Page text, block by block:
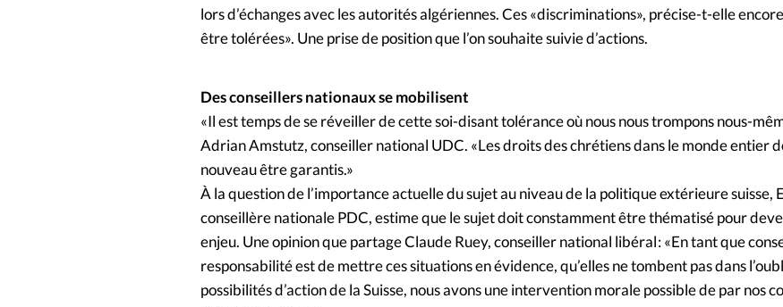
lors d’échanges avec les autorités algériennes. Ces «discriminations», précise-t-elle
être tolérées». Une prise de position que l’on souhaite suivie d’actions.
Des conseillers nationaux se mobilisent
«Il est temps de se réveiller de cette soi-disant tolérance où nous nous trompons nous-
Adrian Amstutz, conseiller national UDC. «Les droits des chrétiens dans le monde entier
nouveau être garantis.»
À la question de l’importance actuelle du sujet au niveau de la politique extérieure suisse,
conseillère nationale PDC, estime que le sujet doit constamment être thématisé pour
enjeu. Une opinion que partage Claude Ruey, conseiller national libéral : «En tant que
responsabilité est de mettre ces situations en évidence, qu’elles ne tombent pas dans
possibilités d’action de la Suisse, nous avons une intervention morale possible de par nos